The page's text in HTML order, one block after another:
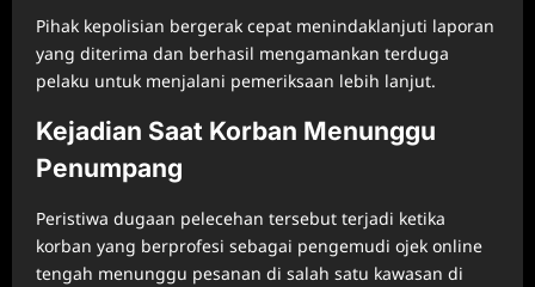
Pihak kepolisian bergerak cepat menindaklanjuti laporan
yang diterima dan berhasil mengamankan terduga
pelaku untuk menjalani pemeriksaan lebih lanjut.
Kejadian Saat Korban Menunggu
Penumpang
Peristiwa dugaan pelecehan tersebut terjadi ketika
korban yang berprofesi sebagai pengemudi ojek online
tengah menunggu pesanan di salah satu kawasan di